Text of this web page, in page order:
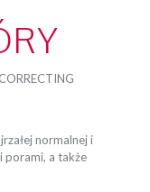
normalnej i
porami, a także